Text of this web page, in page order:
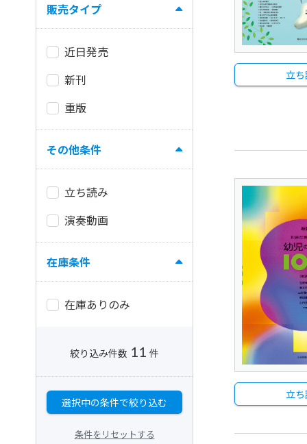
立
立
販売タイプ
近日発売
新刊
重版
その他条件
立ち読み
演奏動画
在庫条件
在庫ありのみ
絞り込み件数 11 件
選択中の条件で絞り込む
条件をリセットする